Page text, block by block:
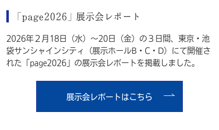
「page2026」展示会レポート
2026年２月18日（水）～20日（金）の３日間、東京・池
袋サンシャインシティ（展示ホールB・C・D）にて開催さ
れた「page2026」の展示会レポートを掲載しました。
展示会レポートはこちら